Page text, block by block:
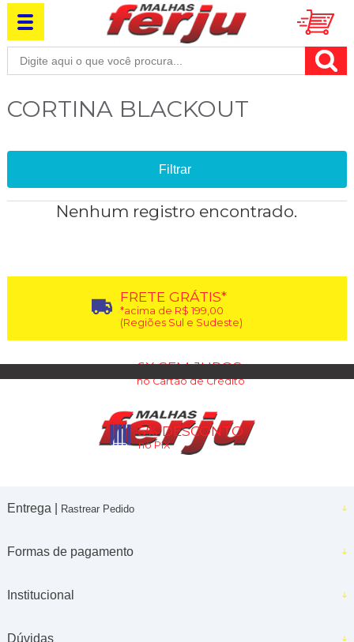
CORTINA BLACKOUT
Filtrar
Nenhum registro encontrado.
FRETE GRÁTIS*
*acima de R$ 199,00
(Regiões Sul e Sudeste)
6X SEM JUROS
no Cartão de Crédito
5% DESCONTO
no PIX
Entrega | Rastrear Pedido
Formas de pagamento
Institucional
Dúvidas